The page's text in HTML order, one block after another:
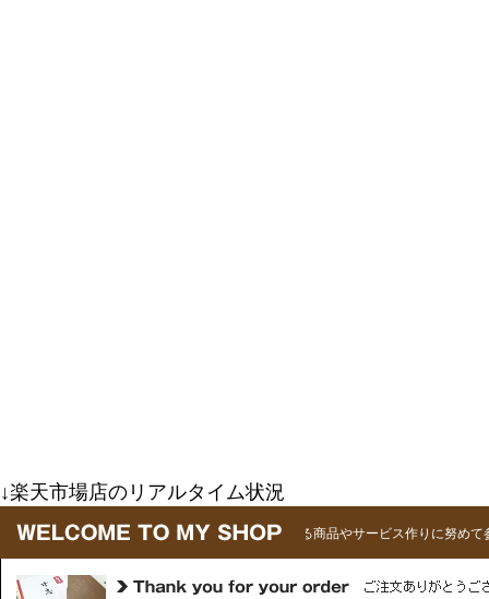
↓楽天市場店のリアルタイム状況